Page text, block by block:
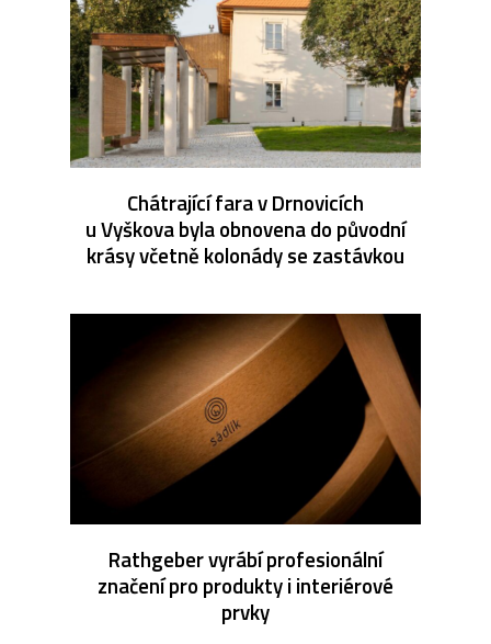
Chátrající fara v Drnovicích
u Vyškova byla obnovena do původní
krásy včetně kolonády se zastávkou
Rathgeber vyrábí profesionální
značení pro produkty i interiérové
prvky